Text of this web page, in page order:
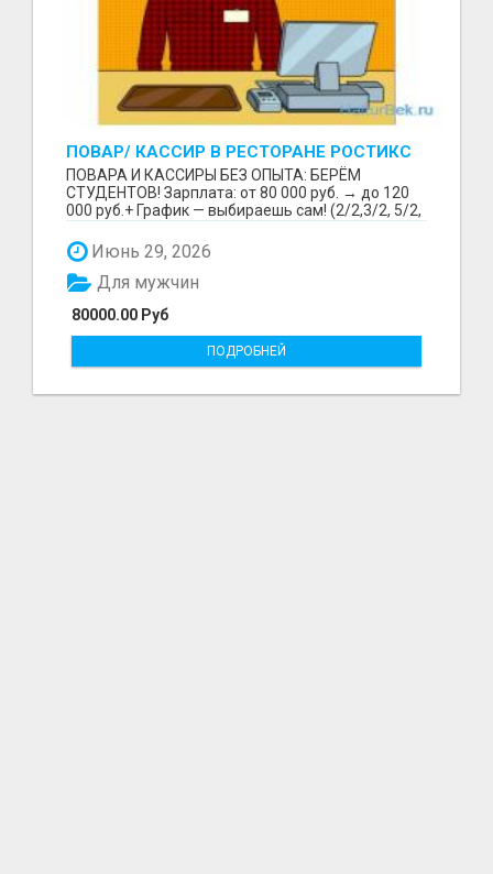
ПОВАР/ КАССИР В РЕСТОРАНЕ РОСТИКС
(КФС)
ПОВАРА И КАССИРЫ БЕЗ ОПЫТА: БЕРЁМ
СТУДЕНТОВ! Зарплата: от 80 000 руб. → до 120
000 руб.+ График — выбираешь сам! (2/2,3/2, 5/2,
Июнь 29, 2026
80000.00 Руб
Для мужчин
ПОДРОБНЕЙ